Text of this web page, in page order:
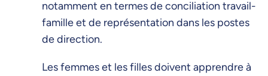
notamment en termes de conciliation travail-
famille et de représentation dans les postes
de direction.
Les femmes et les filles doivent apprendre à